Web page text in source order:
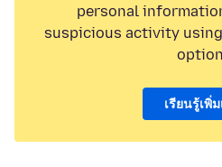
personal
suspicious activity using
เรียนรู้เพิ่